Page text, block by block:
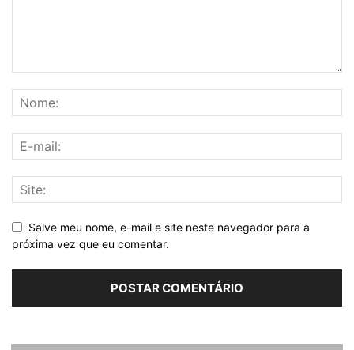
Salve meu nome, e-mail e site neste navegador para a
próxima vez que eu comentar.